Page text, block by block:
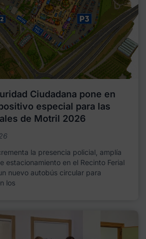
Ciudadana pone en
especial para las
de Motril 2026
la presencia policial, amplía
estacionamiento en el Recinto Ferial
nuevo autobús circular para
los